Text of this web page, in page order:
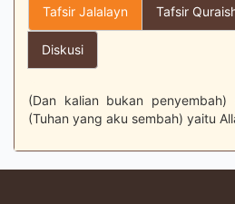
Tafsir Jalalayn Tafsir
Diskusi
(Dan kalian bukan
(Tuhan yang aku sembah) yaitu